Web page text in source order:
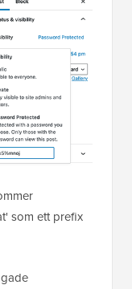
som ett prefix